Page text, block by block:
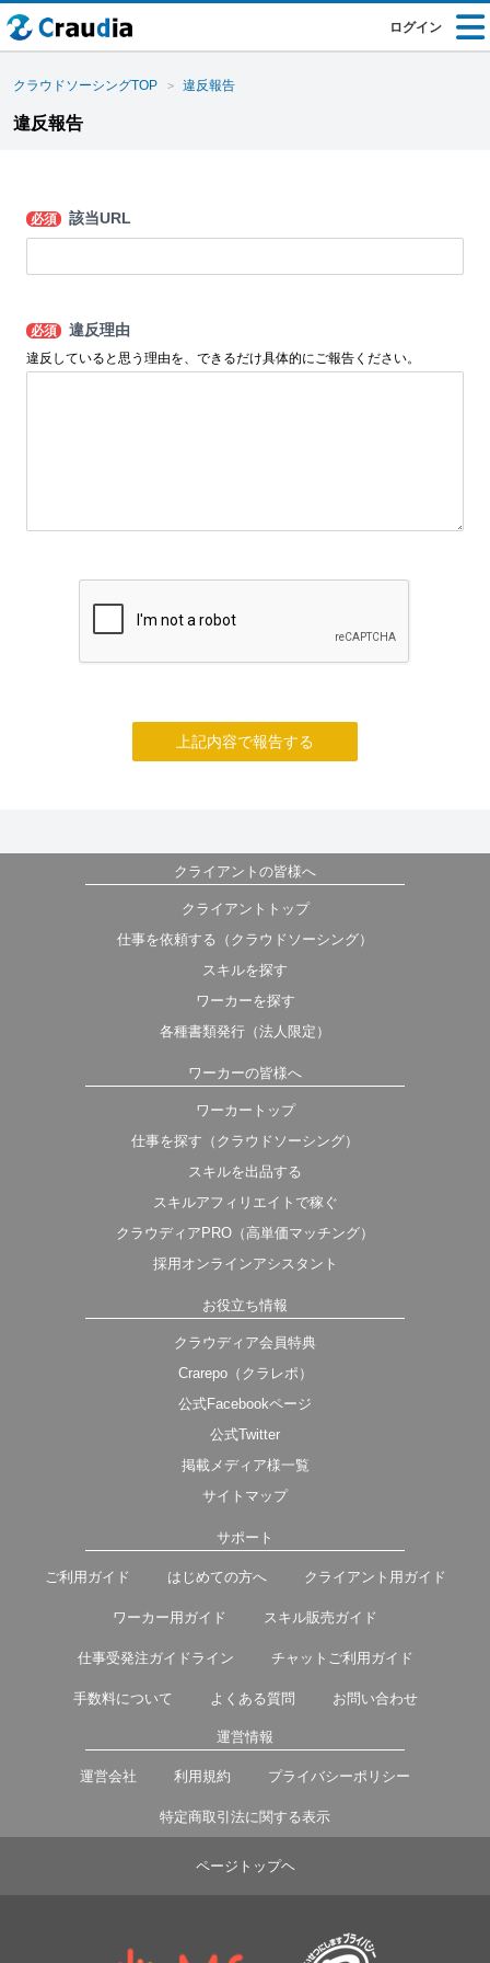
ログイン
クラウドソーシングTOP 違反報告
違反報告
必須 該当URL
必須 違反理由
違反していると思う理由を、できるだけ具体的にご報告ください。
上記内容で報告する
クライアントの皆様へ
クライアントトップ
仕事を依頼する（クラウドソーシング）
スキルを探す
ワーカーを探す
各種書類発行（法人限定）
ワーカーの皆様へ
ワーカートップ
仕事を探す（クラウドソーシング）
スキルを出品する
スキルアフィリエイトで稼ぐ
クラウディアPRO（高単価マッチング）
採用オンラインアシスタント
お役立ち情報
クラウディア会員特典
Crarepo（クラレポ）
公式Facebookページ
公式Twitter
掲載メディア様一覧
サイトマップ
サポート
ご利用ガイド はじめての方へ クライアント用ガイド
ワーカー用ガイド スキル販売ガイド
仕事受発注ガイドライン チャットご利用ガイド
手数料について よくある質問 お問い合わせ
運営情報
運営会社 利用規約 プライバシーポリシー
特定商取引法に関する表示
ページトップヘ